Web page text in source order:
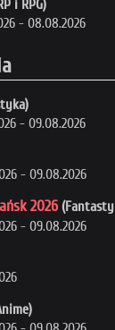
i RPG)
- 08.08.2026
- 09.08.2026
- 09.08.2026
2026
- 09.08.2026